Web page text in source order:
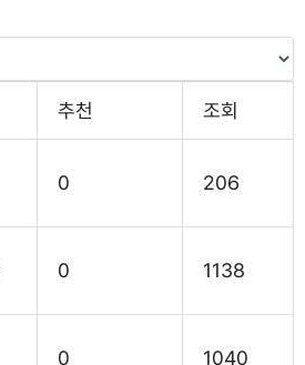
추천 조회
0 206
0 1138
0 1040